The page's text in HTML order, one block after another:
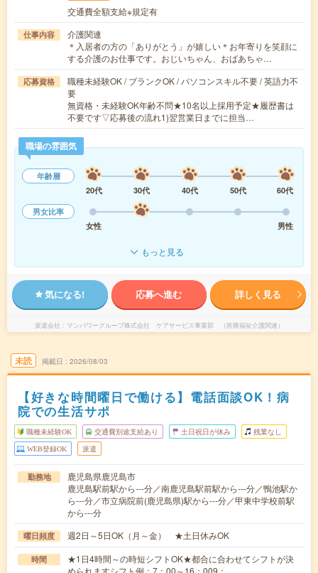
交通費全額支給※規定有
仕事内容
介護関連
＊入居者の方の「ありがとう」が嬉しい＊お年寄りを笑顔に
する介護のお仕事です。おじいちゃん、おばあちゃ…
応募資格
職種未経験OK / ブランクOK / パソコンスキル不要 / 英語力不
要
無資格・未経験OK年齢不問★10名以上採用予定★履歴書は
不要です▽応募後の流れ1)翌営業日までに担当…
職場の雰囲気
年齢層
20代
30代 40代 50代
60代
男女比率
女性
男性
もっと見る
気になる! 応募へ進む 詳しく見る
派遣会社 マンパワーグループ株式会社 ケアサービス事業部 （医療福祉介護関連）
未読 掲載日 2026/08/03
【好きな時間曜日で働ける】電話面談OK！病
院での生活サポ
職種未経験OK 交通費別途支給あり 土日祝日が休み 残業なし
WEB登録OK 派遣
勤務地
鹿児島県鹿児島市
鹿児島駅前駅から---分／南鹿児島駅前駅から---分／鴨池駅か
ら---分／市立病院前(鹿児島県)駅から---分／甲東中学校前駅
から---分
曜日頻度 週2日～5日OK（月～金） ★土日休みOK
時間
★1日4時間～の時短シフトOK★都合に合わせてシフトが決
められますシフト例：7：00～16：009：…